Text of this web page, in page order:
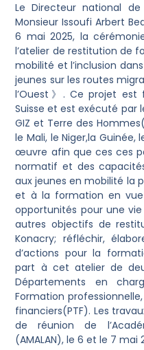
Le Directeur national de
Monsieur Issoufi Arbert
6 mai 2025, la
l’atelier de restitution de
mobilité et l’inclusion
jeunes sur les routes
l’Ouest》. Ce projet
Suisse et est exécuté par
GIZ et Terre des
le Mali, le Niger,la
œuvre afin que ces ces
normatif et des
aux jeunes en mobilité la
et à la formation en vue
opportunités pour une
autres objectifs de
Konacry; réfléchir,
d’actions pour la
part à cet atelier de
Départements en
Formation
financiers(PTF). Les
de réunion de
(AMALAN), le 6 et le 7 mai